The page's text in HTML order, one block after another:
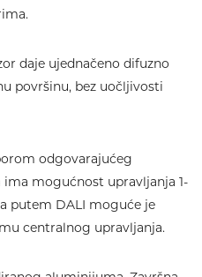
daje ujednačeno difuzno
površinu, bez uočljivosti
odgovarajućeg
mogućnost upravljanja 1-
putem DALI moguće je
centralnog upravljanja.